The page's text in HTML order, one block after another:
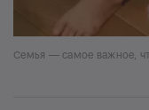
Семья — самое важное,